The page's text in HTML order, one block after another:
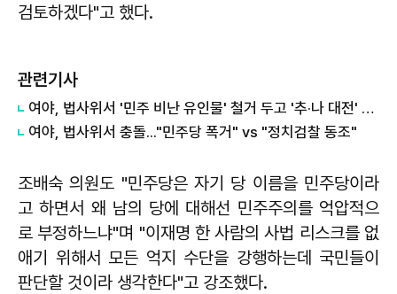
검토하겠다"고 했다.
관련기사
여야, 법사위서 '민주 비난 유인물' 철거 두고 '추·나 대전' 공방
여야, 법사위서 충돌..."민주당 폭거" vs "정치검찰 동조"
조배숙 의원도 "민주당은 자기 당 이름을 민주당이라
고 하면서 왜 남의 당에 대해선 민주주의를 억압적으
로 부정하느냐"며 "이재명 한 사람의 사법 리스크를 없
애기 위해서 모든 억지 수단을 강행하는데 국민들이
판단할 것이라 생각한다"고 강조했다.